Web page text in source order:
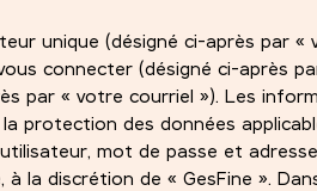
unique (désigné ci-après par «
connecter (désigné ci-après
par « votre courriel »). Les
protection des données
mot de passe et
la discrétion de « GesFine ».